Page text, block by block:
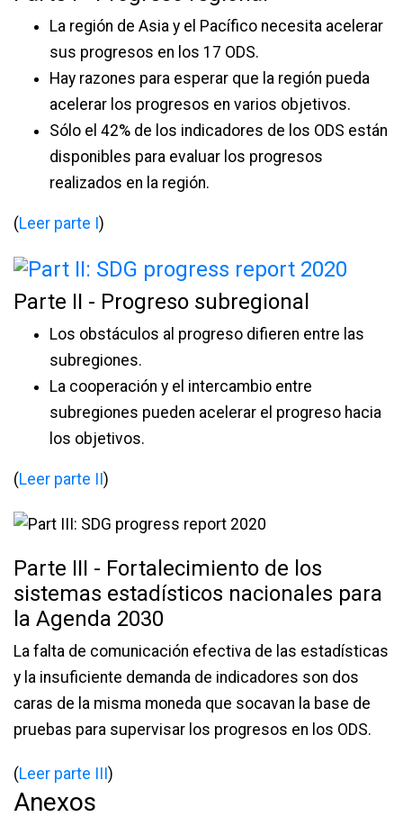
La región de Asia y el Pacífico necesita acelerar
sus progresos en los 17 ODS.
Hay razones para esperar que la región pueda
acelerar los progresos en varios objetivos.
Sólo el 42% de los indicadores de los ODS están
disponibles para evaluar los progresos
realizados en la región.
(Leer parte I )
Parte II - Progreso subregional
Los obstáculos al progreso difieren entre las
subregiones.
La cooperación y el intercambio entre
subregiones pueden acelerar el progreso hacia
los objetivos.
(Leer parte II)
Parte III - Fortalecimiento de los
sistemas estadísticos nacionales para
la Agenda 2030
La falta de comunicación efectiva de las estadísticas
y la insuficiente demanda de indicadores son dos
caras de la misma moneda que socavan la base de
pruebas para supervisar los progresos en los ODS.
(Leer parte III)
Anexos